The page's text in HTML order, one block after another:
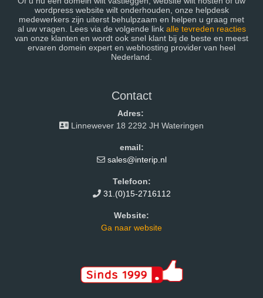
wordpress website wilt onderhouden, onze helpdesk
medewerkers zijn uiterst behulpzaam en helpen u graag met
al uw vragen. Lees via de volgende link alle tevreden reacties
van onze klanten en wordt ook snel klant bij de beste en meest
ervaren domein expert en webhosting provider van heel
Nederland.
Contact
Adres:
Linnewever 18 2292 JH Wateringen
email:
sales@interip.nl
Telefoon:
31.(0)15-2716112
Website:
Ga naar website